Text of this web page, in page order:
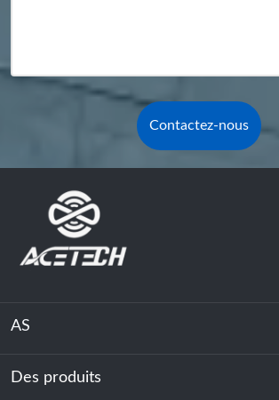
Contactez-nous
AS
À propos de nous
Des produits